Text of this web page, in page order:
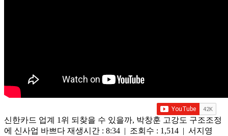
신한카드 업계 1위 되찾을 수 있을까, 박창훈 고강도 구조조정
에 신사업 바쁘다 재생시간 : 8:34 | 조회수 : 1,514 | 서지영